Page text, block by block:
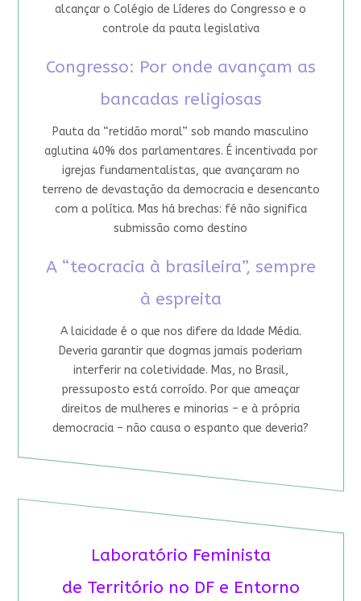
alcançar o Colégio de Líderes do Congresso e o
controle da pauta legislativa
Congresso: Por onde avançam as
bancadas religiosas
Pauta da “retidão moral” sob mando masculino
aglutina 40% dos parlamentares. É incentivada por
igrejas fundamentalistas, que avançaram no
terreno de devastação da democracia e desencanto
com a política. Mas há brechas: fé não significa
submissão como destino
A “teocracia à brasileira”, sempre
à espreita
A laicidade é o que nos difere da Idade Média.
Deveria garantir que dogmas jamais poderiam
interferir na coletividade. Mas, no Brasil,
pressuposto está corroído. Por que ameaçar
direitos de mulheres e minorias – e à própria
democracia – não causa o espanto que deveria?
Laboratório Feminista
de Território no DF e Entorno